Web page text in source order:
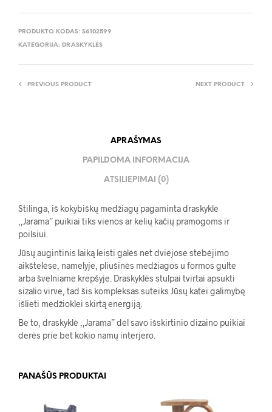
PRODUKTO KODAS: S6102599
KATEGORIJA: DRASKYKLĖS
PREVIOUS PRODUCT NEXT PRODUCT
APRAŠYMAS
PAPILDOMA INFORMACIJA
ATSILIEPIMAI (0)
Stilinga, iš kokybiškų medžiagų pagaminta draskyklė
,,Jarama” puikiai tiks vienos ar kelių kačių pramogoms ir
poilsiui.
Jūsų augintinis laiką leisti galės net dviejose stebėjimo
aikštelėse, namelyje, pliušinės medžiagos u formos gulte
arba švelniame krepšyje. Draskyklės stulpai tvirtai apsukti
sizalio virve, tad šis kompleksas suteiks Jūsų katei galimybę
išlieti medžioklei skirtą energiją.
Be to, draskyklė ,,Jarama” dėl savo išskirtinio dizaino puikiai
derės prie bet kokio namų interjero.
PANAŠŪS PRODUKTAI